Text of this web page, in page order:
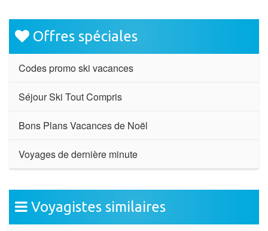
Offres spéciales
Codes promo ski vacances
Séjour Ski Tout Compris
Bons Plans Vacances de Noël
Voyages de dernière minute
Voyagistes similaires